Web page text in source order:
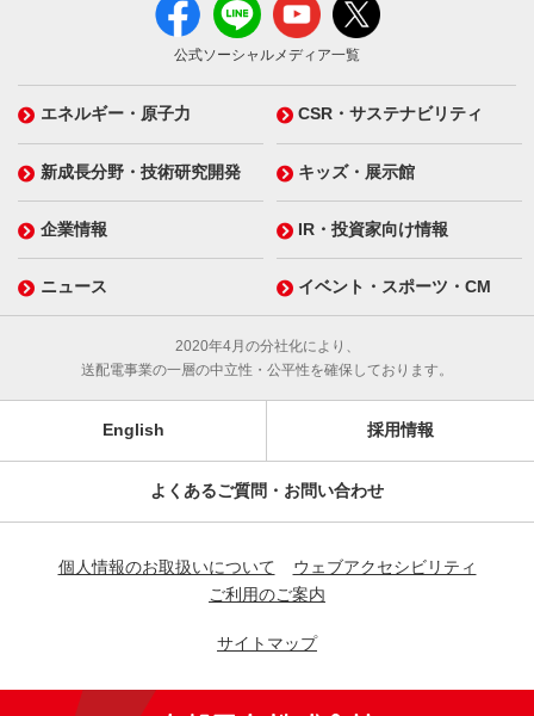
公式ソーシャルメディア一覧
エネルギー・原子力 CSR・サステナビリティ
新成長分野・技術研究開発 キッズ・展示館
企業情報 IR・投資家向け情報
ニュース イベント・スポーツ・CM
2020年4月の分社化により、
送配電事業の一層の中立性・公平性を確保しております。
English 採用情報
よくあるご質問・お問い合わせ
個人情報のお取扱いについて
ウェブアクセシビリティ
ご利用のご案内
サイトマップ